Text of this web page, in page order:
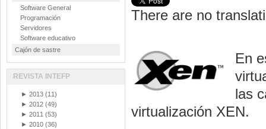
There are no
En
las
virtualización XEN.
Software General
Programación
Servidores
Software educativo
Cajón de sastre
REVISTA INTEFP
► 2013 (11)
► 2012 (49)
► 2011 (53)
► 2010 (36)